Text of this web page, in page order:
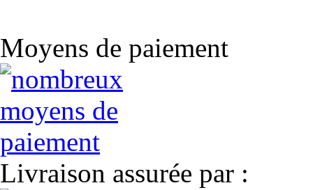
Moyens de paiement
Livraison assurée par :